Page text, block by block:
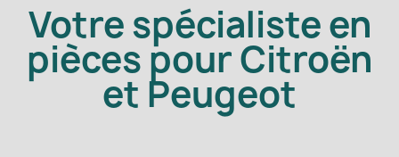
Votre spécialiste en
pièces pour Citroën
et Peugeot​